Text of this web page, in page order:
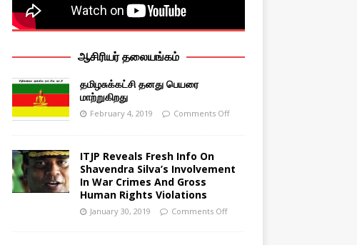
ஆசிரியர் தலையங்கம்
தமிழசுக்கட்சி தனது பெயரை
மாற்றுகிறது
February 4, 2019 Comments Off
ITJP Reveals Fresh Info On
Shavendra Silva’s Involvement
In War Crimes And Gross
Human Rights Violations
January 30, 2019 Comments Off